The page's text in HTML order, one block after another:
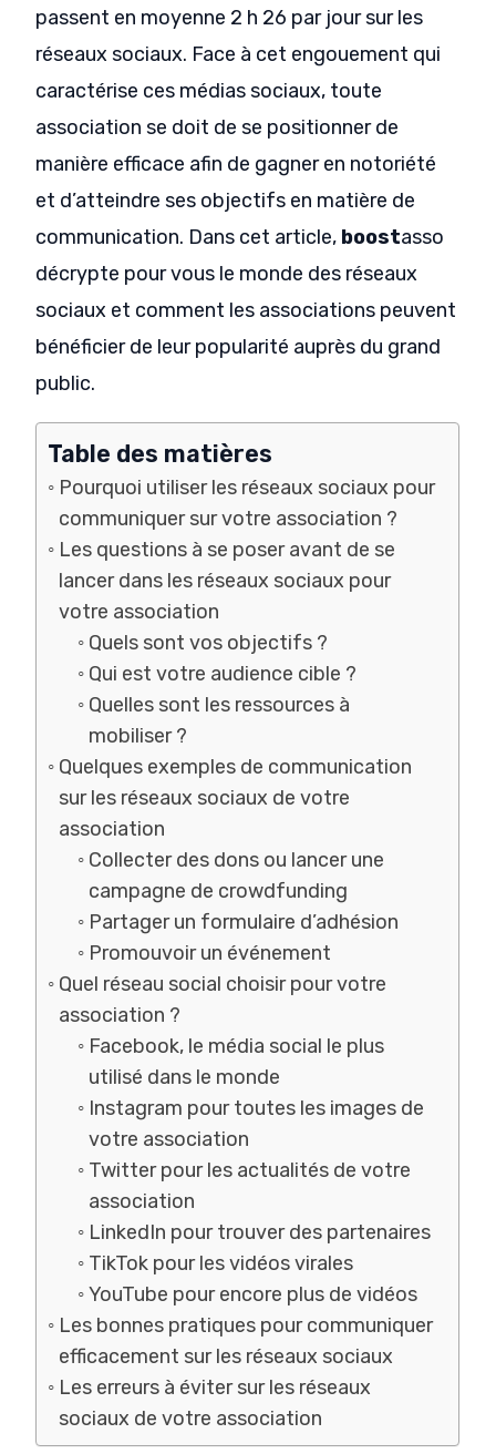
passent en moyenne 2 h 26 par jour sur les
réseaux sociaux. Face à cet engouement qui
caractérise ces médias sociaux, toute
association se doit de se positionner de
manière efficace afin de gagner en notoriété
et d’atteindre ses objectifs en matière de
communication. Dans cet article, boostasso
décrypte pour vous le monde des réseaux
sociaux et comment les associations peuvent
bénéficier de leur popularité auprès du grand
public.
Table des matières
Pourquoi utiliser les réseaux sociaux pour
communiquer sur votre association ?
Les questions à se poser avant de se
lancer dans les réseaux sociaux pour
votre association
Quels sont vos objectifs ?
Qui est votre audience cible ?
Quelles sont les ressources à
mobiliser ?
Quelques exemples de communication
sur les réseaux sociaux de votre
association
Collecter des dons ou lancer une
campagne de crowdfunding
Partager un formulaire d’adhésion
Promouvoir un événement
Quel réseau social choisir pour votre
association ?
Facebook, le média social le plus
utilisé dans le monde
Instagram pour toutes les images de
votre association
Twitter pour les actualités de votre
association
LinkedIn pour trouver des partenaires
TikTok pour les vidéos virales
YouTube pour encore plus de vidéos
Les bonnes pratiques pour communiquer
efficacement sur les réseaux sociaux
Les erreurs à éviter sur les réseaux
sociaux de votre association